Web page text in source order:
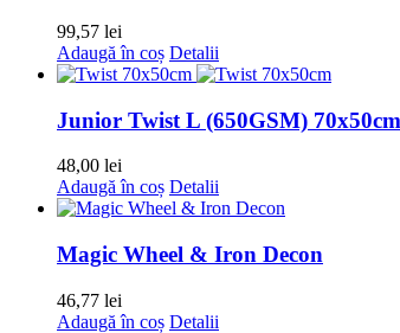
99,57 lei
Adaugă în coș Detalii
Junior Twist L (650GSM) 70x50cm
48,00 lei
Adaugă în coș Detalii
Magic Wheel & Iron Decon
46,77 lei
Adaugă în coș Detalii